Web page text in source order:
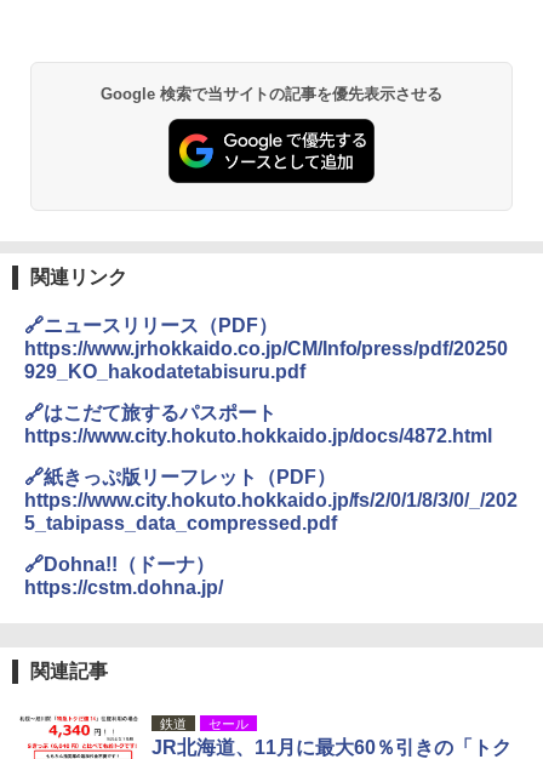
PYKES PEAK (パイクスピーク) 着替えテン
ト プライバシー テント 【中が透けない】 1
人用 折りたたみ 防災グッズ 災害用トイレ ビ
ーチ ピクニック ポップアップテント 携帯 簡
易 トイレテント (ブラック)
テント ワンタッチ RENEW 幅200 2-3人用 43
500002(88859)
￥5,999
[キャンパーズコレクション 山善] 傘みたいに
広げるだけ パッとサッとテント ブラックコ
ーティング フルクローズ メッシュ 3-4人用
簡単設置 ポップアップテント エクルベージ
ュ(BC仕様) PATC-150B(EB)
￥9,990
ATCW-150B エクルベージュ
BUNDOK(バンドック)ソロ ドーム 1 EX BDK
レーム ドーム型 テント
￥14,800
熊撃退スプレー 熊よけスプレー 熊スプレー
関の購入実績 登山・キャンプ・アウトドア・
防災用品 長期保存可能 緊急時用 日本国内発
送
￥3,680
DEWEL パラソル 大型 ビーチ アウトドアパ
ラソル ガーデン サイトシート付 折りたたみ
防水 UVカット 4段階高さ調整 軽量 収納袋付
き
￥6,459
￥3,080
Google 検索で当サイトの記事を優先表示させる
関連リンク
🔗ニュースリリース（PDF）
https://www.jrhokkaido.co.jp/CM/Info/press/pdf/20250
929_KO_hakodatetabisuru.pdf
🔗はこだて旅するパスポート
https://www.city.hokuto.hokkaido.jp/docs/4872.html
🔗紙きっぷ版リーフレット（PDF）
https://www.city.hokuto.hokkaido.jp/fs/2/0/1/8/3/0/_/202
5_tabipass_data_compressed.pdf
🔗Dohna!!（ドーナ）
https://cstm.dohna.jp/
関連記事
鉄道 セール
JR北海道、11月に最大60％引きの「トク